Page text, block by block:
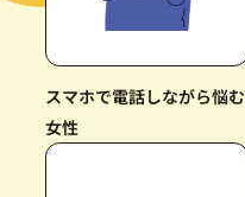
スマホで電話しながら悩む
女性